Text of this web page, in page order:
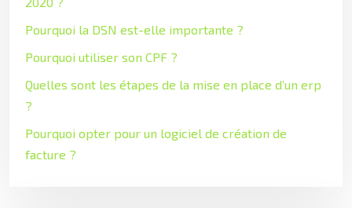
Pourquoi la DSN est-elle importante ?
Pourquoi utiliser son CPF ?
Quelles sont les étapes de la mise en place d’un erp
?
Pourquoi opter pour un logiciel de création de
facture ?